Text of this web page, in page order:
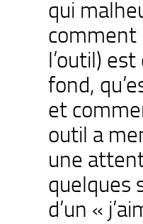
qui
comment
l’outil)
fond,
et
outil a
une
quelques
d’un «